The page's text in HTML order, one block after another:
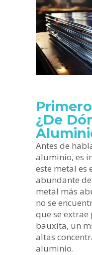
¿De
Antes de
aluminio, es
este metal es
abundante
metal más
no se
que se
bauxita, un
altas
aluminio.